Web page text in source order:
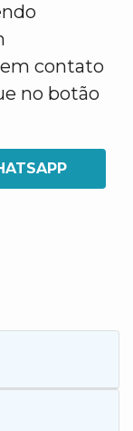
contato
no botão